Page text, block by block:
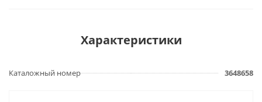
Характеристики
Каталожный номер 3648658